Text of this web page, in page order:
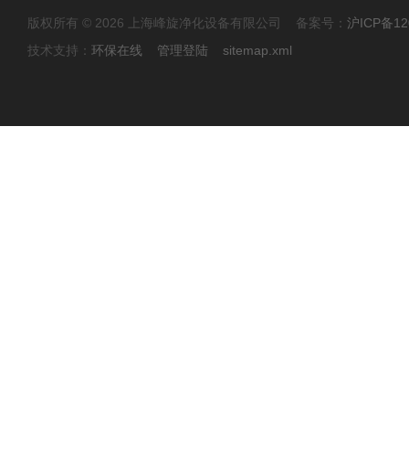
版权所有 © 2026 上海峰旋净化设备有限公司 备案号： 沪ICP备
技术支持： 环保在线 管理登陆 sitemap.xml